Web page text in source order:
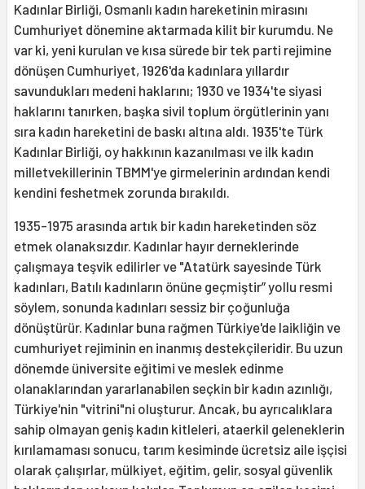
Kadınlar Birliği, Osmanlı kadın hareketinin mirasını
Cumhuriyet dönemine aktarmada kilit bir kurumdu. Ne
var ki, yeni kurulan ve kısa sürede bir tek parti rejimine
dönüşen Cumhuriyet, 1926'da kadınlara yıllardır
savundukları medeni haklarını; 1930 ve 1934'te siyasi
haklarını tanırken, başka sivil toplum örgütlerinin yanı
sıra kadın hareketini de baskı altına aldı. 1935'te Türk
Kadınlar Birliği, oy hakkının kazanılması ve ilk kadın
milletvekillerinin TBMM'ye girmelerinin ardından kendi
kendini feshetmek zorunda bırakıldı.
1935-1975 arasında artık bir kadın hareketinden söz
etmek olanaksızdır. Kadınlar hayır derneklerinde
çalışmaya teşvik edilirler ve "Atatürk sayesinde Türk
kadınları, Batılı kadınların önüne geçmiştir” yollu resmi
söylem, sonunda kadınları sessiz bir çoğunluğa
dönüştürür. Kadınlar buna rağmen Türkiye'de laikliğin ve
cumhuriyet rejiminin en inanmış destekçileridir. Bu uzun
dönemde üniversite eğitimi ve meslek edinme
olanaklarından yararlanabilen seçkin bir kadın azınlığı,
Türkiye'nin "vitrini"ni oluşturur. Ancak, bu ayrıcalıklara
sahip olmayan geniş kadın kitleleri, ataerkil geleneklerin
kırılamaması sonucu, tarım kesiminde ücretsiz aile işçisi
olarak çalışırlar, mülkiyet, eğitim, gelir, sosyal güvenlik